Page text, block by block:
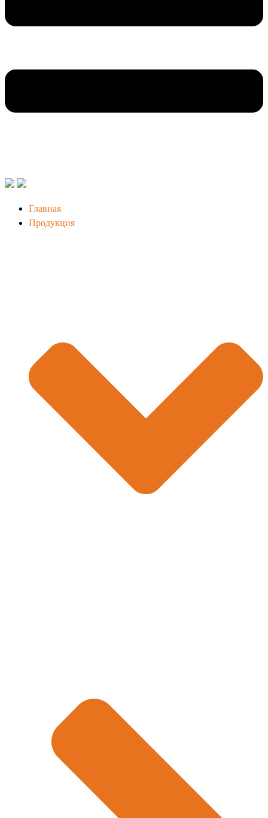
Главная
Продукция